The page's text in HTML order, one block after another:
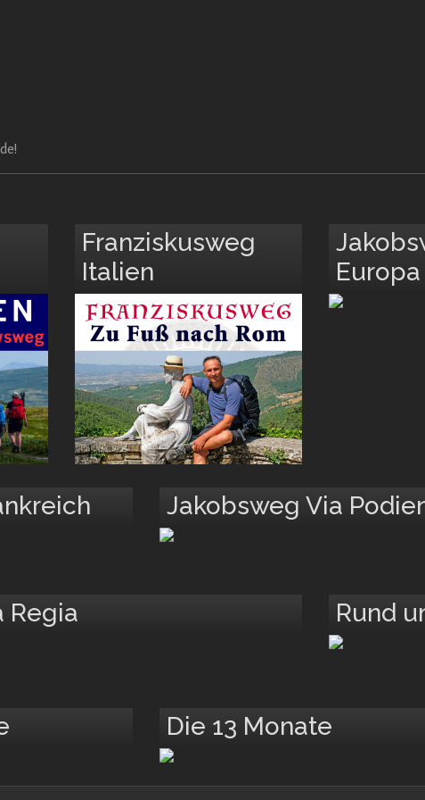
Franziskusweg
Italien
Europa
Jakobsweg Via
Regia Rund
Die 13 Monate